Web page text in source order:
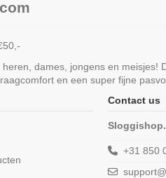
dames, jongens en
en een super fijne
Contact us
+31 850